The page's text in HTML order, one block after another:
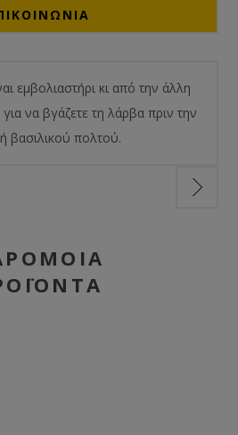
εμβολιαστήρι κι από την άλλη
να βγάζετε τη λάρβα πριν την
βασιλικού πολτού.